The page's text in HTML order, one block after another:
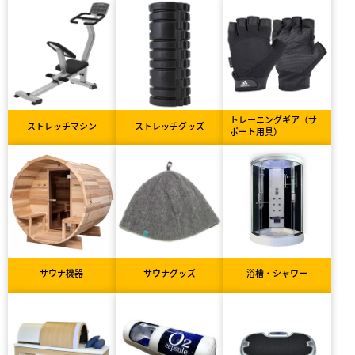
ストレッチマシン ストレッチグッズ
トレーニングギア（サ
ポート用具）
サウナ機器 サウナグッズ 浴槽・シャワー